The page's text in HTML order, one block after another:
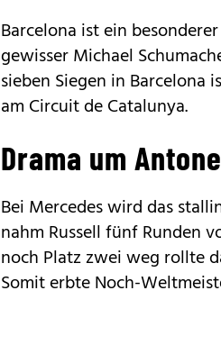
Barcelona ist ein
gewisser Michael
sieben Siegen in Barcelona
am Circuit de Catalunya.
Drama um
Bei Mercedes wird das
nahm Russell fünf Runden
noch Platz zwei weg rollte
Somit erbte Noch-